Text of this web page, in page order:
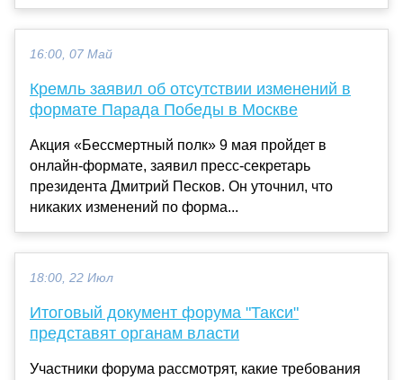
16:00, 07 Май
Кремль заявил об отсутствии изменений в
формате Парада Победы в Москве
Акция «Бессмертный полк» 9 мая пройдет в
онлайн-формате, заявил пресс-секретарь
президента Дмитрий Песков. Он уточнил, что
никаких изменений по форма...
18:00, 22 Июл
Итоговый документ форума "Такси"
представят органам власти
Участники форума рассмотрят, какие требования